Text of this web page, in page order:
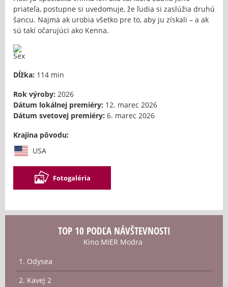
priateľa, postupne si uvedomuje, že ľudia si zaslúžia druhú
šancu. Najmä ak urobia všetko pre to, aby ju získali – a ak
sú takí očarujúci ako Kenna.
Dĺžka: 114 min
Rok výroby: 2026
Dátum lokálnej premiéry: 12. marec 2026
Dátum svetovej premiéry: 6. marec 2026
Krajina pôvodu:
USA
Fotogaléria
TOP 10 PODĽA NÁVŠTEVNOSTI
Kino MIER Modra
1. Odysea
2. Kavej 2